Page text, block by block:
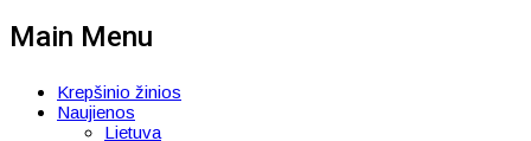
Main Menu
Krepšinio žinios
Naujienos
Lietuva